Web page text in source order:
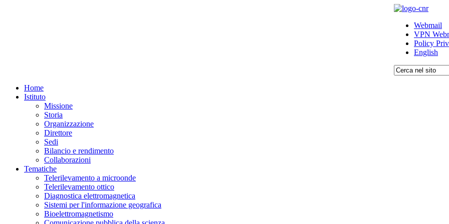
Webmail
VPN
Policy
English
Home
Istituto
Missione
Storia
Organizzazione
Direttore
Sedi
Bilancio e rendimento
Collaborazioni
Tematiche
Telerilevamento a microonde
Telerilevamento ottico
Diagnostica elettromagnetica
Sistemi per l'informazione geografica
Bioelettromagnetismo